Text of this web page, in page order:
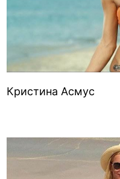
Кристина Асмус